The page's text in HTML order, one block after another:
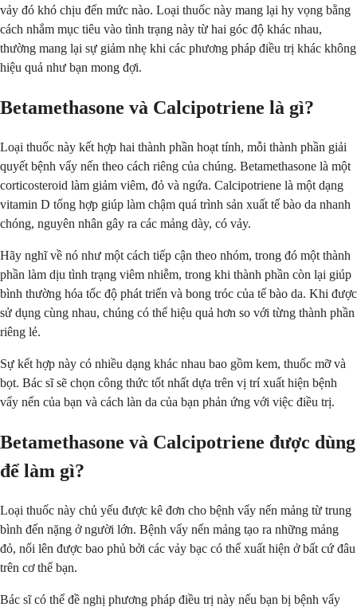
vảy đó khó chịu đến mức nào. Loại thuốc này mang lại hy vọng bằng
cách nhắm mục tiêu vào tình trạng này từ hai góc độ khác nhau,
thường mang lại sự giảm nhẹ khi các phương pháp điều trị khác không
hiệu quả như bạn mong đợi.
Betamethasone và Calcipotriene là gì?
Loại thuốc này kết hợp hai thành phần hoạt tính, mỗi thành phần giải
quyết bệnh vẩy nến theo cách riêng của chúng. Betamethasone là một
corticosteroid làm giảm viêm, đỏ và ngứa. Calcipotriene là một dạng
vitamin D tổng hợp giúp làm chậm quá trình sản xuất tế bào da nhanh
chóng, nguyên nhân gây ra các mảng dày, có vảy.
Hãy nghĩ về nó như một cách tiếp cận theo nhóm, trong đó một thành
phần làm dịu tình trạng viêm nhiễm, trong khi thành phần còn lại giúp
bình thường hóa tốc độ phát triển và bong tróc của tế bào da. Khi được
sử dụng cùng nhau, chúng có thể hiệu quả hơn so với từng thành phần
riêng lẻ.
Sự kết hợp này có nhiều dạng khác nhau bao gồm kem, thuốc mỡ và
bọt. Bác sĩ sẽ chọn công thức tốt nhất dựa trên vị trí xuất hiện bệnh
vẩy nến của bạn và cách làn da của bạn phản ứng với việc điều trị.
Betamethasone và Calcipotriene được dùng
để làm gì?
Loại thuốc này chủ yếu được kê đơn cho bệnh vẩy nến mảng từ trung
bình đến nặng ở người lớn. Bệnh vẩy nến mảng tạo ra những mảng
đỏ, nổi lên được bao phủ bởi các vảy bạc có thể xuất hiện ở bất cứ đâu
trên cơ thể bạn.
Bác sĩ có thể đề nghị phương pháp điều trị này nếu bạn bị bệnh vẩy